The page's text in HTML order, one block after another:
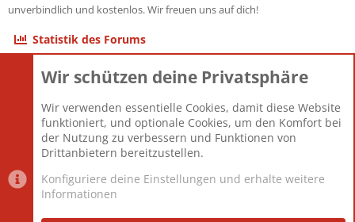
unverbindlich und kostenlos. Wir freuen uns auf dich!
Statistik des Forums
Themen
Mitglieder
12.427
Neuestes Mitglied
Berlin
Wir schützen deine Privatsphäre
Wir verwenden essentielle Cookies, damit diese Website
funktioniert, und optionale Cookies, um den Komfort bei
der Nutzung zu verbessern und Funktionen von
Drittanbietern bereitzustellen.
Konfiguriere deine Einstellungen und erhalte weitere
Informationen